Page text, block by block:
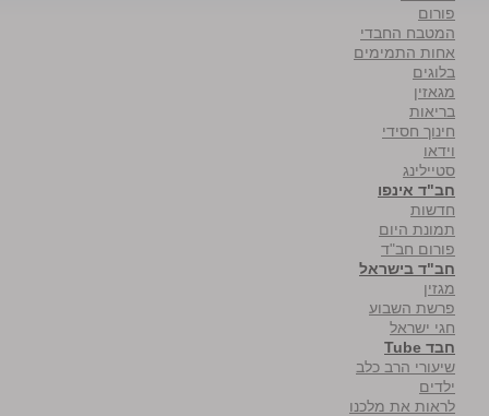
פורום
המטבח החבדי
אחות התמימים
בלוגים
מגאזין
בריאות
חינוך חסידי
וידאו
סטיילינג
חב"ד אינפו
חדשות
תמונת היום
פורום חב"ד
חב"ד בישראל
מגזין
פרשת השבוע
חגי ישראל
חבד Tube
שיעורי הרב כלב
ילדים
לראות את מלכנו